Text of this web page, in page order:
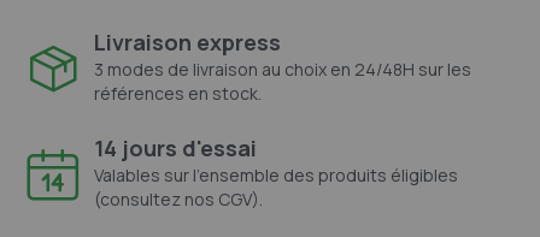
Livraison express
3 modes de livraison au choix en 24/48H sur les
références en stock.
14 jours d'essai
Valables sur l'ensemble des produits éligibles
(consultez nos CGV).